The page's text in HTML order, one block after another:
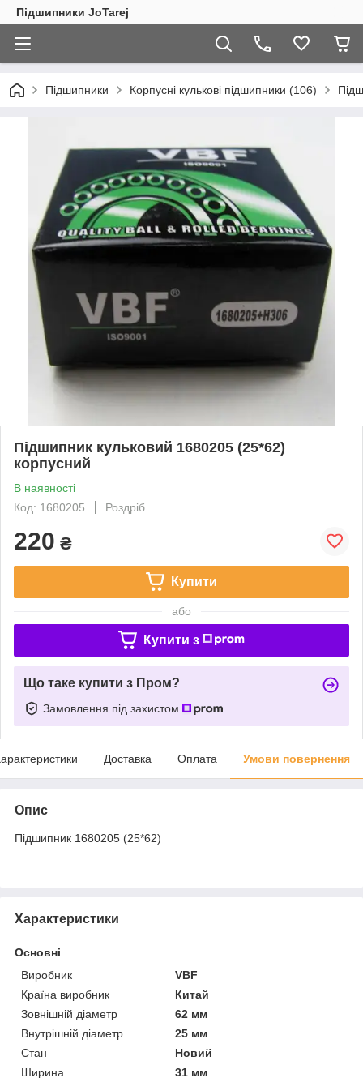
Підшипники JoTarej
Підшипники Корпусні кулькові підшипники (106)
Підшипник кульковий 1680205 (25*62)
корпусний
В наявності
Код: 1680205
Роздріб
220 ₴
Купити
або
Купити з
Що таке купити з Пром?
Замовлення під захистом
Доставка Оплата Умови повернення
Опис
Підшипник 1680205 (25*62)
Характеристики
Основні
Виробник
VBF
Країна виробник
Китай
Зовнішній діаметр
62 мм
Внутрішній діаметр
25 мм
Стан
Новий
Ширина
31 мм